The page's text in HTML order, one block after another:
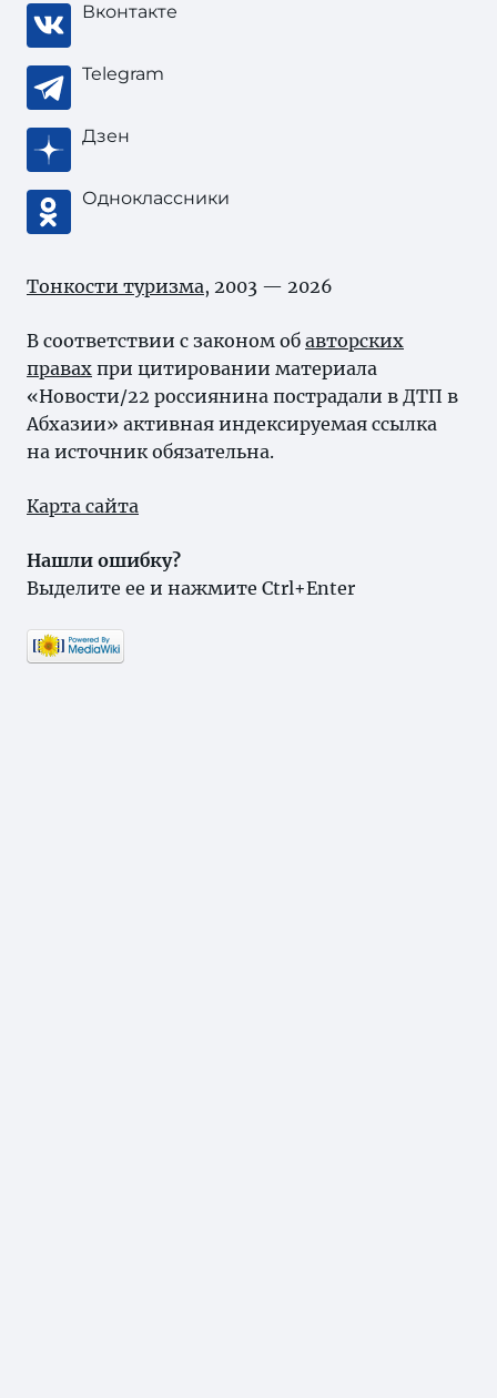
Вконтакте
Telegram
Дзен
Одноклассники
Тонкости туризма, 2003 — 2026
В соответствии с законом об авторских
правах при цитировании материала
«Новости/22 россиянина пострадали в ДТП в
Абхазии» активная индексируемая ссылка
на источник обязательна.
Карта сайта
Нашли ошибку?
Выделите ее и нажмите Ctrl+Enter